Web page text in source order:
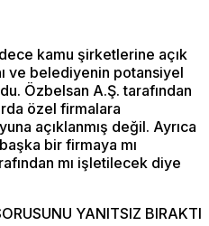
kamu şirketlerine açık
ve belediyenin potansiyel
Özbelsan A.Ş. tarafından
özel firmalara
açıklanmış değil. Ayrıca
bir firmaya mı
mı işletilecek diye
YANITSIZ BIRAKTI